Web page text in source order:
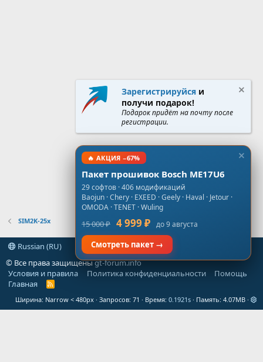
SIM2K-25x
Russian (RU)
© Все права защищеныgt-forum.info
Условия и правила
Политика конфиденциальности
Помощь
Главная
R
S
Ширина Запросов 71 Время 0.1921s Память 4.07MB
Зарегистрируйся и
получи подарок!
Подарок придёт на почту после
регистрации.
🔥 АКЦИЯ −67%
Пакет прошивок Bosch ME17U6
29 софтов · 406 модификаций
Baojun · Chery · EXEED · Geely · Haval · Jetour ·
OMODA · TENET · Wuling
15 000 ₽ 4 999 ₽ до 9 августа
Смотреть пакет →